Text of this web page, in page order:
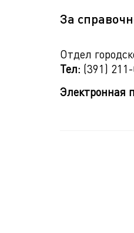
За
Отдел
Тел: (391)
Электронная